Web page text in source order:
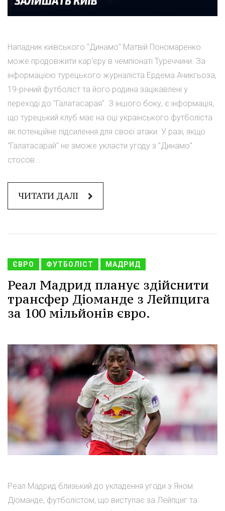
Нападник київського "Динамо" Матвій Пономаренко
може продовжити кар'єру в чемпіонаті Туреччини. За
інформацією турецького журналіста Ердема Ачикгьоза,
19-річний футболіст та його родина зацікавлені у
переході до "Галатасарая". З іншого боку, є інформація,
що турецький клуб має на оці українського футболіста
як потенційне підсилення для своєї атаки. У разі, якщо
"Галатасарай" не зможе укласти угоду з "Динамо"
стосов...
ЧИТАТИ ДАЛІ
ЄВРО ФУТБОЛІСТ МАДРИД
Реал Мадрид планує здійснити
трансфер Діоманде з Лейпцига
за 100 мільйонів євро.
Реал Мадрид близький до укладення угоди з Яном
Діоманде, футболістом, що виступає за Лейпциг та